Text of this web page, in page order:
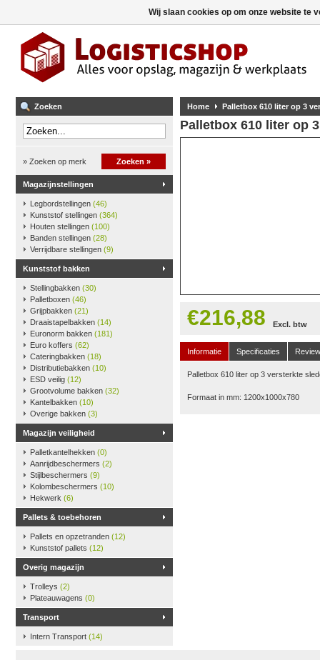
Zoeken
» Zoeken op merk Zoeken »
Magazijnstellingen
Legbordstellingen (46)
Kunststof stellingen (364)
Houten stellingen (100)
Banden stellingen (28)
Verrijdbare stellingen (9)
Kunststof bakken
Stellingbakken (30)
Palletboxen (46)
Grijpbakken (21)
Draaistapelbakken (14)
Euronorm bakken (181)
Euro koffers (62)
Cateringbakken (18)
Distributiebakken (10)
ESD veilig (12)
Grootvolume bakken (32)
Kantelbakken (10)
Overige bakken (3)
Magazijn veiligheid
Palletkantelhekken (0)
Aanrijdbeschermers (2)
Stijlbeschermers (9)
Kolombeschermers (10)
Hekwerk (6)
Pallets & toebehoren
Pallets en opzetranden (12)
Kunststof pallets (12)
Overig magazijn
Trolleys (2)
Plateauwagens (0)
Transport
Intern Transport (14)
Home Palletbox 610 liter op 3
Palletbox 610 liter op
€216,88 Excl. btw
Informatie Specificaties
Palletbox 610 liter op 3 versterkte
Formaat in mm: 1200x1000x780
Wij slaan cookies op om onze website te